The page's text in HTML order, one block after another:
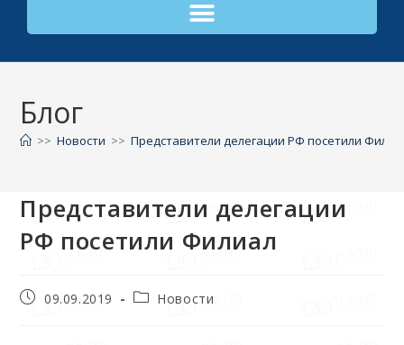
Блог
>> Новости >> Представители делегации РФ посетили
Представители делегации
РФ посетили Филиал
09.09.2019 Новости